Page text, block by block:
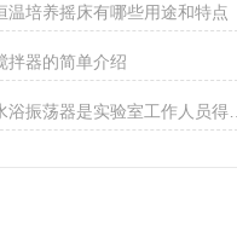
温培养摇床有哪些用途和特点
拌器的简单介绍
制冷水浴振荡器是实验室工作人员得心应手的理想设备